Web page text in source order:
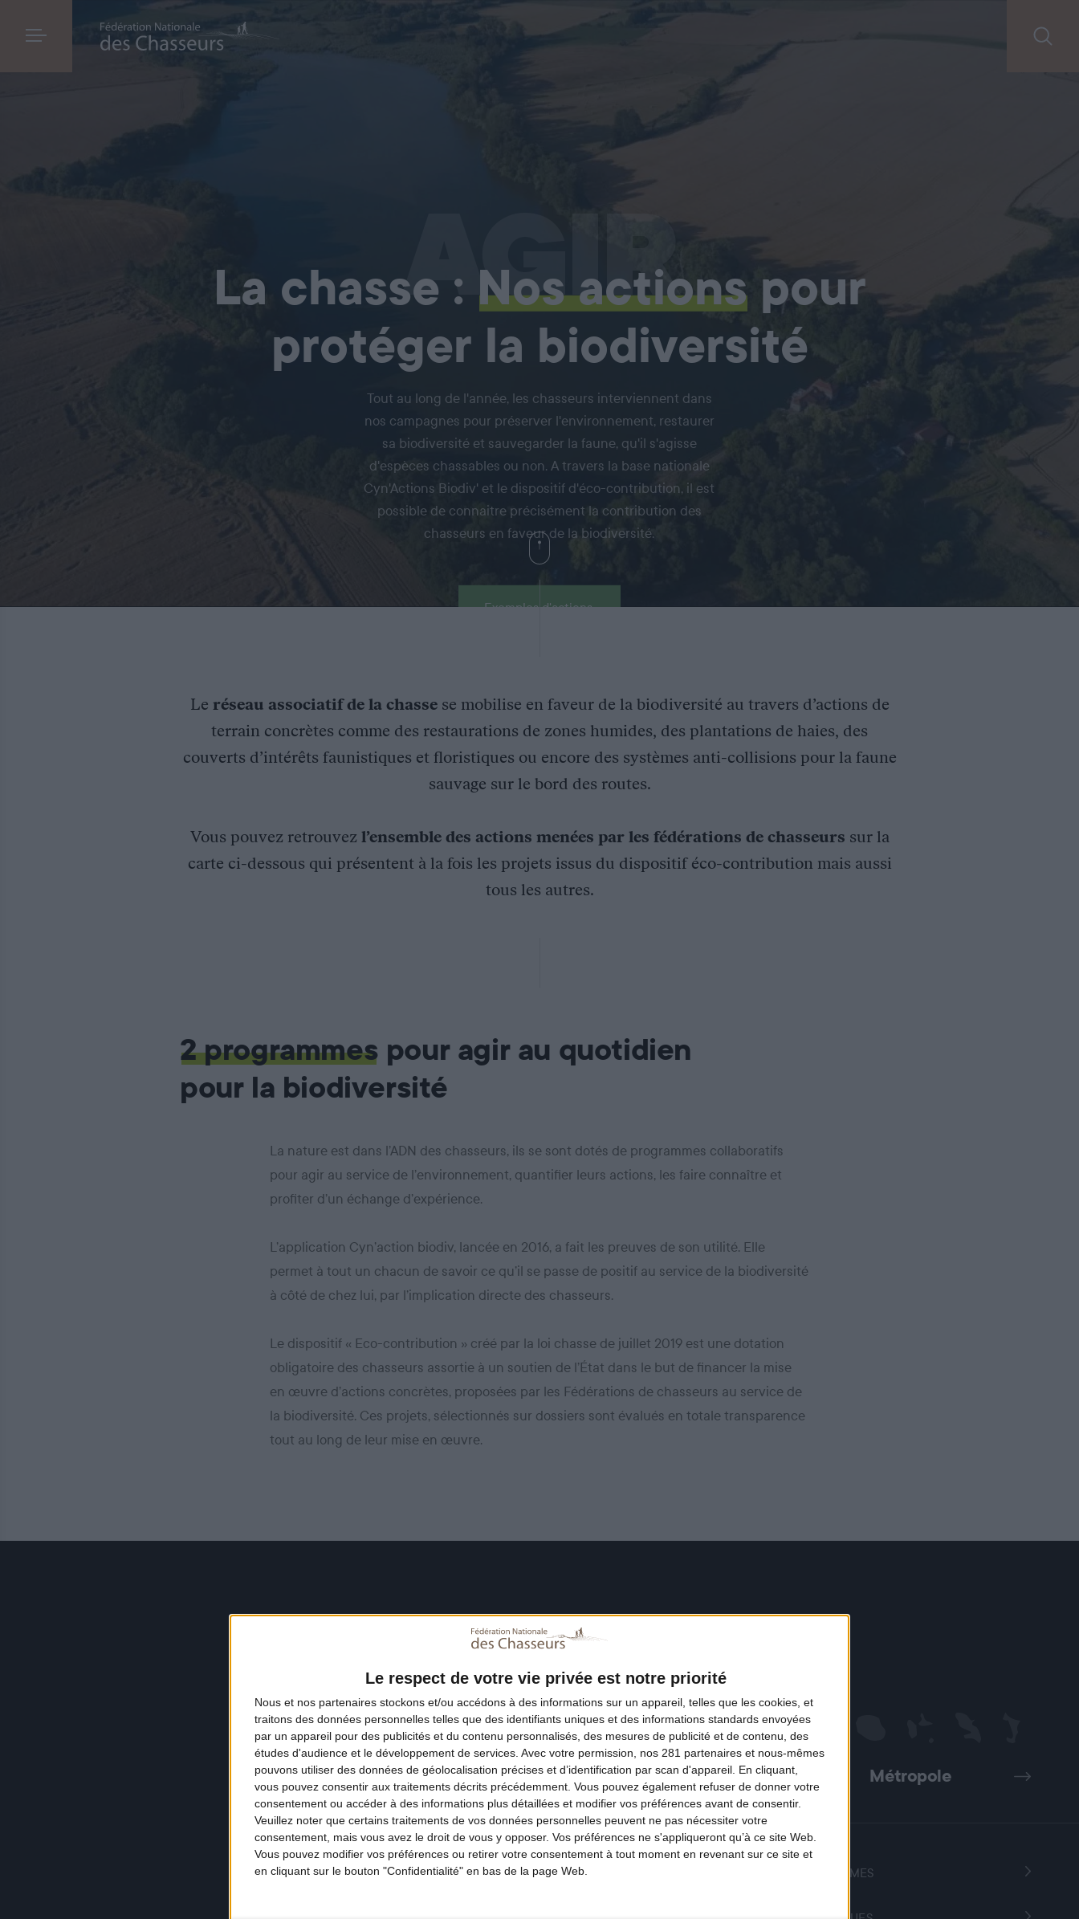
Le respect de votre vie privée est notre priorité
Nous et nos partenaires stockons et/ou accédons à des informations sur un appareil, telles que les cookies, et
traitons des données personnelles telles que des identifiants uniques et des informations standards envoyées
par un appareil pour des publicités et du contenu personnalisés, des mesures de publicité et de contenu, des
études d'audience et le développement de services. Avec votre permission, nos 281 partenaires et nous-mêmes
pouvons utiliser des données de géolocalisation précises et d’identification par scan d'appareil. En cliquant,
vous pouvez consentir aux traitements décrits précédemment. Vous pouvez également refuser de donner votre
consentement ou accéder à des informations plus détaillées et modifier vos préférences avant de consentir.
Veuillez noter que certains traitements de vos données personnelles peuvent ne pas nécessiter votre
consentement, mais vous avez le droit de vous y opposer. Vos préférences ne s'appliqueront qu’à ce site Web.
Vous pouvez modifier vos préférences ou retirer votre consentement à tout moment en revenant sur ce site et
en cliquant sur le bouton "Confidentialité" en bas de la page Web.
AGIR
La chasse : Nos actionspour
protéger la biodiversité
Tout au long de l'année, les chasseurs interviennent dans
nos campagnes pour préserver l'environnement, restaurer
sa biodiversité et sauvegarder la faune, qu'il s'agisse
d'espèces chassables ou non. A travers la base nationale
Cyn'Actions Biodiv' et le dispositif d'éco-contribution, il est
possible de connaitre précisément la contribution des
chasseurs en faveur de la biodiversité.
Exemples d'actions
Le réseau associatif de la chassese mobilise en faveur de la biodiversité au travers d’actions de
terrain concrètes comme des restaurations de zones humides, des plantations de haies, des
couverts d’intérêts faunistiques et floristiques ou encore des systèmes anti-collisions pour la faune
sauvage sur le bord des routes.
Vous pouvez retrouvez l’ensemble des actions menées par les fédérations de chasseurs sur la
carte ci-dessous qui présentent à la fois les projets issus du dispositif éco-contribution mais aussi
tous les autres.
2 programmes pour agir au quotidien
pour la biodiversité
La nature est dans l’ADN des chasseurs, ils se sont dotés de programmes collaboratifs
pour agir au service de l’environnement, quantifier leurs actions, les faire connaître et
profiter d’un échange d’expérience.
L’application Cyn’action biodiv, lancée en 2016, a fait les preuves de son utilité. Elle
permet à tout un chacun de savoir ce qu’il se passe de positif au service de la biodiversité
à côté de chez lui, par l’implication directe des chasseurs.
Le dispositif « Eco-contribution » créé par la loi chasse de juillet 2019 est une dotation
obligatoire des chasseurs assortie à un soutien de l’État dans le but de financer la mise
en œuvre d’actions concrètes, proposées par les Fédérations de chasseurs au service de
la biodiversité. Ces projets, sélectionnés sur dossiers sont évalués en totale transparence
tout au long de leur mise en œuvre.
Précédent Métropole Suivant
PROGRAMMES